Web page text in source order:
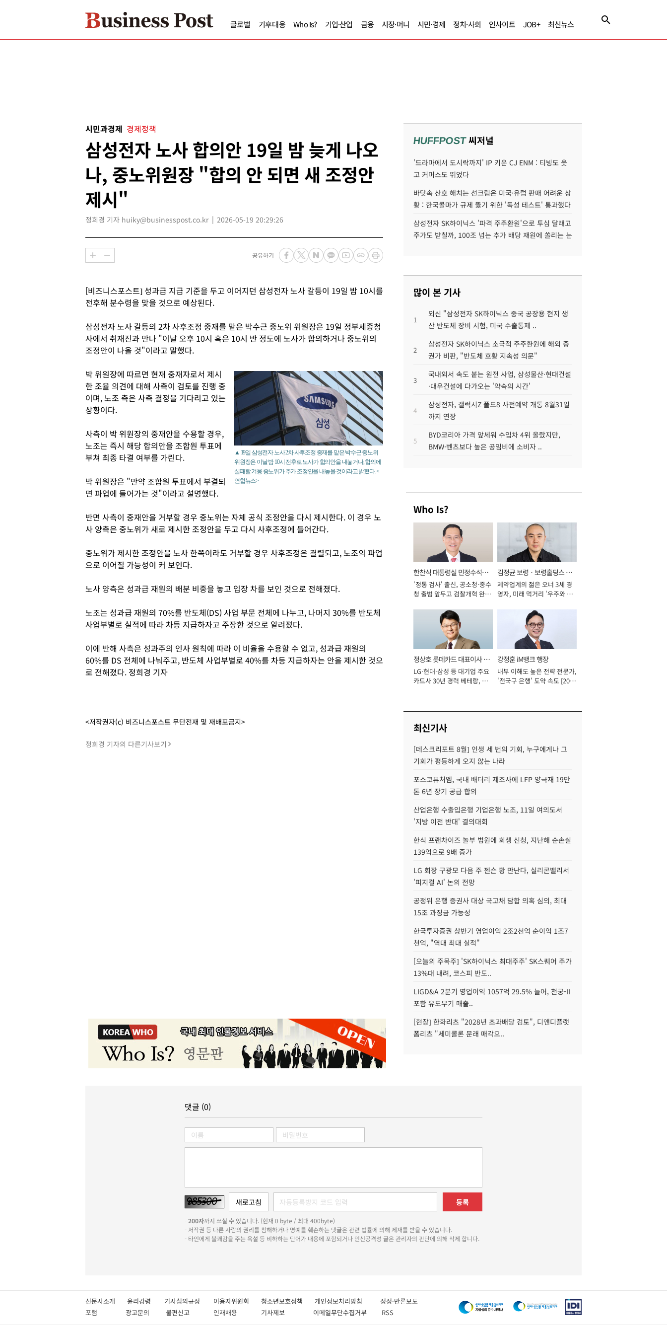
글로벌 기후대응 Who Is? 기업·산업 금융 시장·머니 시민·경제 정치·사회 인사이트 JOB+ 최신뉴스
시민과경제 경제정책
삼성전자 노사 합의안 19일 밤 늦게 나오
나, 중노위원장 "합의 안 되면 새 조정안
제시"
정희경 기자 huiky@businesspost.co.kr 2026-05-19 20:29:26
공유하기
[비즈니스포스트] 성과급 지급 기준을 두고 이어지던 삼성전자 노사 갈등이 19일 밤 10시를
전후해 분수령을 맞을 것으로 예상된다.
삼성전자 노사 갈등의 2차 사후조정 중재를 맡은 박수근 중노위 위원장은 19일 정부세종청
사에서 취재진과 만나 "이날 오후 10시 혹은 10시 반 정도에 노사가 합의하거나 중노위의
조정안이 나올 것"이라고 말했다.
▲ 19일 삼성전자 노사 2차 사후조정 중재를 맡은 박수근 중노위
위원장은 이날 밤 10시 전후로 노사가 합의안을 내놓거나, 합의에
실패할 겨웅 중노위가 추가 조정안을 내놓을 것이라고 밝혔다. <
연합뉴스>
박 위원장에 따르면 현재 중재자로서 제시
한 조율 의견에 대해 사측이 검토를 진행 중
이며, 노조 측은 사측 결정을 기다리고 있는
상황이다.
사측이 박 위원장의 중재안을 수용할 경우,
노조는 즉시 해당 합의안을 조합원 투표에
부쳐 최종 타결 여부를 가린다.
박 위원장은 "만약 조합원 투표에서 부결되
면 파업에 들어가는 것"이라고 설명했다.
반면 사측이 중재안을 거부할 경우 중노위는 자체 공식 조정안을 다시 제시한다. 이 경우 노
사 양측은 중노위가 새로 제시한 조정안을 두고 다시 사후조정에 들어간다.
중노위가 제시한 조정안을 노사 한쪽이라도 거부할 경우 사후조정은 결렬되고, 노조의 파업
으로 이어질 가능성이 커 보인다.
노사 양측은 성과급 재원의 배분 비중을 놓고 입장 차를 보인 것으로 전해졌다.
노조는 성과급 재원의 70%를 반도체(DS) 사업 부문 전체에 나누고, 나머지 30%를 반도체
사업부별로 실적에 따라 차등 지급하자고 주장한 것으로 알려졌다.
이에 반해 사측은 성과주의 인사 원칙에 따라 이 비율을 수용할 수 없고, 성과급 재원의
60%를 DS 전체에 나눠주고, 반도체 사업부별로 40%를 차등 지급하자는 안을 제시한 것으
로 전해졌다. 정희경 기자
<저작권자(c) 비즈니스포스트 무단전재 및 재배포금지>
정희경 기자의 다른기사보기
HUFFPOST씨저널
'드라마에서 도시락까지' IP 키운 CJ ENM : 티빙도 웃
고 커머스도 뛰었다
바닷속 산호 해치는 선크림은 미국·유럽 판매 어려운 상
황 : 한국콜마가 규제 뚫기 위한 '독성 테스트' 통과했다
삼성전자 SK하이닉스 '파격 주주환원'으로 투심 달래고
주가도 받칠까, 100조 넘는 추가 배당 재원에 쏠리는 눈
많이 본 기사
1
외신 "삼성전자 SK하이닉스 중국 공장용 현지 생
산 반도체 장비 시험, 미국 수출통제 ..
2
삼성전자 SK하이닉스 소극적 주주환원에 해외 증
권가 비판, "반도체 호황 지속성 의문"
3
국내외서 속도 붙는 원전 사업, 삼성물산·현대건설
·대우건설에 다가오는 '약속의 시간'
4
삼성전자, 갤럭시Z 폴드8 사전예약 개통 8월31일
까지 연장
5
BYD코리아 가격 앞세워 수입차 4위 올랐지만,
BMW·벤츠보다 높은 공임비에 소비자 ..
Who Is?
한찬식 대통령실 민정수석비
서관
'정통 검사' 출신, 공소청·중수
청 출범 앞두고 검찰개혁 완수
김정균 보령ㆍ보령홀딩스 대
표이사 사장
제약업계의 젊은 오너 3세 경
영자, 미래 먹거리 '우주와 헬
정상호 롯데카드 대표이사 사
장
LG·현대·삼성 등 대기업 주요
카드사 30년 경력 베테랑, 신
강정훈 iM뱅크 행장
내부 이해도 높은 전략 전문가,
'전국구 은행' 도약 속도 [2026
최신기사
[데스크리포트 8월] 인생 세 번의 기회, 누구에게나 그
기회가 평등하게 오지 않는 나라
포스코퓨처엠, 국내 배터리 제조사에 LFP 양극재 19만
톤 6년 장기 공급 합의
산업은행 수출입은행 기업은행 노조, 11일 여의도서
'지방 이전 반대' 결의대회
한식 프랜차이즈 놀부 법원에 회생 신청, 지난해 순손실
139억으로 9배 증가
LG 회장 구광모 다음 주 젠슨 황 만난다, 실리콘밸리서
'피지컬 AI' 논의 전망
공정위 은행 증권사 대상 국고채 담합 의혹 심의, 최대
15조 과징금 가능성
한국투자증권 상반기 영업이익 2조2천억 순이익 1조7
천억, "역대 최대 실적"
[오늘의 주목주] 'SK하이닉스 최대주주' SK스퀘어 주가
13%대 내려, 코스피 반도..
LIGD&A 2분기 영업이익 1057억 29.5% 늘어, 천궁-II
포함 유도무기 매출..
[현장] 한화리츠 "2028년 초과배당 검토", 디앤디플랫
폼리츠 "세미콜론 문래 매각으..
댓글 (0)
등록
-200자까지 쓰실 수 있습니다. (현재 0 byte / 최대 400byte)
- 저작권 등 다른 사람의 권리를 침해하거나 명예를 훼손하는 댓글은 관련 법률에 의해 제재를 받을 수 있습니다.
- 타인에게 불쾌감을 주는 욕설 등 비하하는 단어가 내용에 포함되거나 인신공격성 글은 관리자의 판단에 의해 삭제 합니다.
신문사소개 윤리강령 기사심의규정 이용자위원회 청소년보호정책 개인정보처리방침 정정·반론보도
포럼
광고문의 불편신고 인재채용 기사제보 이메일무단수집거부 RSS